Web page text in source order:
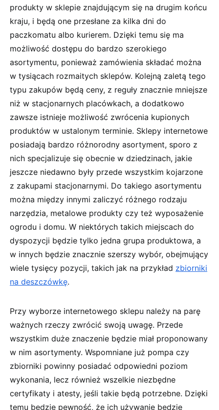
produkty w sklepie znajdującym się na drugim końcu
kraju, i będą one przesłane za kilka dni do
paczkomatu albo kurierem. Dzięki temu się ma
możliwość dostępu do bardzo szerokiego
asortymentu, ponieważ zamówienia składać można
w tysiącach rozmaitych sklepów. Kolejną zaletą tego
typu zakupów będą ceny, z reguły znacznie mniejsze
niż w stacjonarnych placówkach, a dodatkowo
zawsze istnieje możliwość zwrócenia kupionych
produktów w ustalonym terminie. Sklepy internetowe
posiadają bardzo różnorodny asortyment, sporo z
nich specjalizuje się obecnie w dziedzinach, jakie
jeszcze niedawno były przede wszystkim kojarzone
z zakupami stacjonarnymi. Do takiego asortymentu
można między innymi zaliczyć różnego rodzaju
narzędzia, metalowe produkty czy też wyposażenie
ogrodu i domu. W niektórych takich miejscach do
dyspozycji będzie tylko jedna grupa produktowa, a
w innych będzie znacznie szerszy wybór, obejmujący
wiele tysięcy pozycji, takich jak na przykład zbiorniki
na deszczówkę.
Przy wyborze internetowego sklepu należy na parę
ważnych rzeczy zwrócić swoją uwagę. Przede
wszystkim duże znaczenie będzie miał proponowany
w nim asortymenty. Wspomniane już pompa czy
zbiorniki powinny posiadać odpowiedni poziom
wykonania, lecz również wszelkie niezbędne
certyfikaty i atesty, jeśli takie będą potrzebne. Dzięki
temu będzie pewność, że ich używanie będzie